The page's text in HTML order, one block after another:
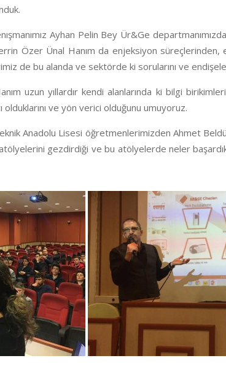
Ayhan Pelin Bey Ür&Ge
Özer Ünal Hanım da enjeksiyon
de bu alanda ve sektörde ki sorularını ve
uzun yıllardır kendi alanlarında ki bilgi
olduklarını ve yön verici olduğunu umuyoruz.
Anadolu Lisesi öğretmenlerimizden Ahmet
gezdirdiği ve bu atölyelerde neler